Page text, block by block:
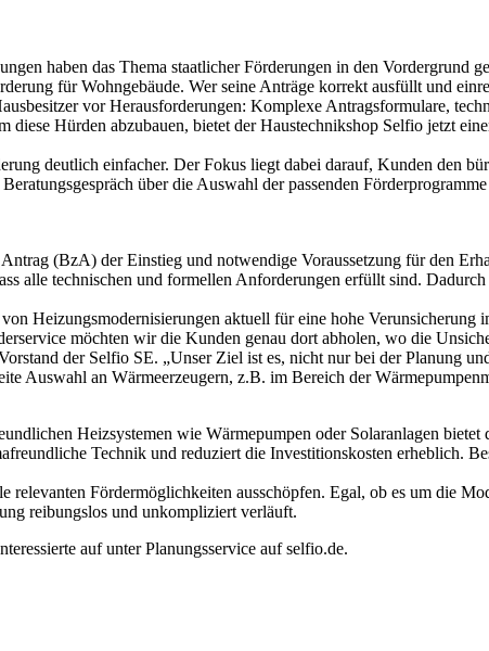
haben das Thema staatlicher Förderungen in den Vordergrund
für Wohngebäude. Wer seine Anträge korrekt ausfüllt und
vor Herausforderungen: Komplexe Antragsformulare,
Hürden abzubauen, bietet der Haustechnikshop Selfio jetzt
deutlich einfacher. Der Fokus liegt dabei darauf, Kunden den
über die Auswahl der passenden
(BzA) der Einstieg und notwendige Voraussetzung für den
alle technischen und formellen Anforderungen erfüllt sind.
Heizungsmodernisierungen aktuell für eine hohe Verunsicherung
möchten wir die Kunden genau dort abholen, wo die
der Selfio SE. „Unser Ziel ist es, nicht nur bei der Planung
Auswahl an Wärmeerzeugern, z.B. im Bereich der
Heizsystemen wie Wärmepumpen oder Solaranlagen
Technik und reduziert die Investitionskosten erheblich.
relevanten Fördermöglichkeiten ausschöpfen. Egal, ob es um die
reibungslos und unkompliziert verläuft.
auf unter Planungsservice auf selfio.de.